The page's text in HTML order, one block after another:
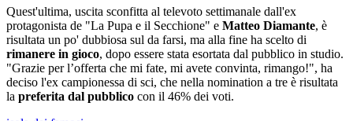
Quest'ultima, uscita sconfitta al televoto settimanale dall'ex
protagonista de "La Pupa e il Secchione" e Matteo Diamante, è
risultata un po' dubbiosa sul da farsi, ma alla fine ha scelto di
rimanere in gioco, dopo essere stata esortata dal pubblico in studio.
"Grazie per l’offerta che mi fate, mi avete convinta, rimango!", ha
deciso l'ex campionessa di sci, che nella nomination a tre è risultata
la preferita dal pubblico con il 46% dei voti.